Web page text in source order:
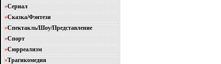
»Сериал
»Сказка/Фэнтези
»Спектакль/Шоу/Представление
»Спорт
»Сюрреализм
»Трагикомедия